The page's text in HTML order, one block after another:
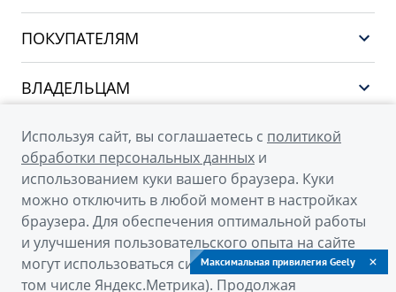
CITYRAY
OKAVANGO
MONJARO
Архивные модели
ПОКУПАТЕЛЯМ
Финансы и услуги
ВЛАДЕЛЬЦАМ
Поддержка
О КОМПАНИИ
О бренде GEELY
О дилерском центре
Новости
Наша команда
© 2026
Официальный сайт Geely в России
Используя сайт, вы соглашаетесь с политикой
обработки персональных данных и
использованием куки вашего браузера. Куки
можно отключить в любой момент в настройках
браузера. Для обеспечения оптимальной работы
и улучшения пользовательского опыта на сайте
могут использоваться системы веб-аналитики (в
том числе Яндекс.Метрика). Продолжая
Максимальная привилегия Geely